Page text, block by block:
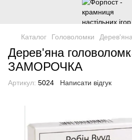
Каталог Головоломки
Дерев'яна
ЗАМОРОЧКА
Артикул: 5024 Написати відгук